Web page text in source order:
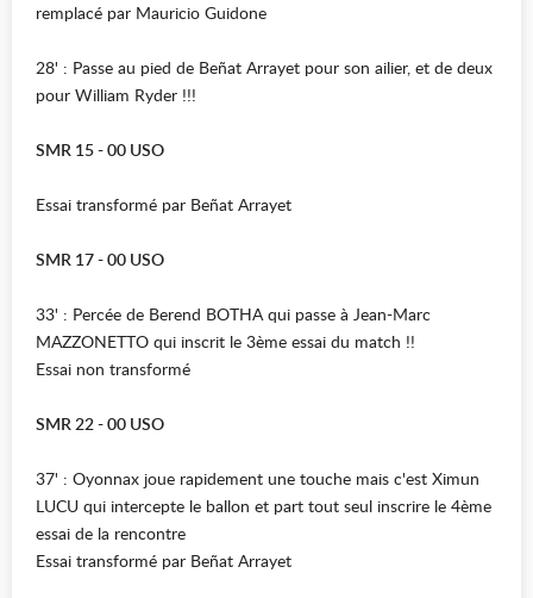
remplacé par Mauricio Guidone
28' : Passe au pied de Beñat Arrayet pour son ailier, et de deux
pour William Ryder !!!
SMR 15 - 00 USO
Essai transformé par Beñat Arrayet
SMR 17 - 00 USO
33' : Percée de Berend BOTHA qui passe à Jean-Marc
MAZZONETTO qui inscrit le 3ème essai du match !!
Essai non transformé
SMR 22 - 00 USO
37' : Oyonnax joue rapidement une touche mais c'est Ximun
LUCU qui intercepte le ballon et part tout seul inscrire le 4ème
essai de la rencontre
Essai transformé par Beñat Arrayet